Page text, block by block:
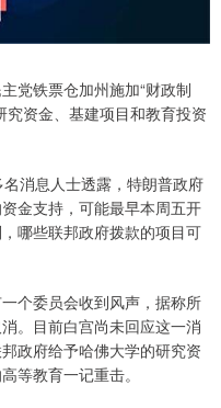
党铁票仓加州施加“财政制
究资金、基建项目和教育投资
消息人士透露，特朗普政府
金支持，可能最早本周五开
哪些联邦政府拨款的项目可
个委员会收到风声，据称所
。目前白宫尚未回应这一消
政府给予哈佛大学的研究资
等教育一记重击。